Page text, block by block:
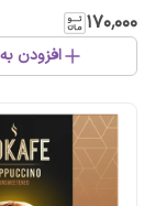
۱۷۰٬۰۰۰
افزودن